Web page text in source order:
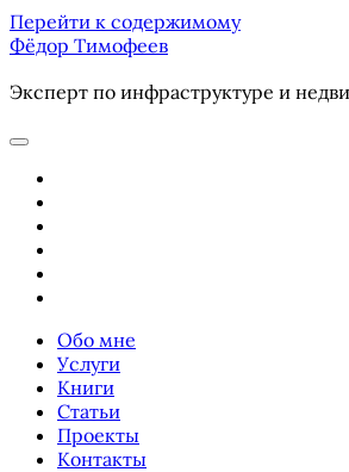
Перейти к содержимому
Фёдор Тимофеев
Эксперт по инфраструктуре и
отрыть
Обо мне
Услуги
Книги
Статьи
Проекты
Контакты